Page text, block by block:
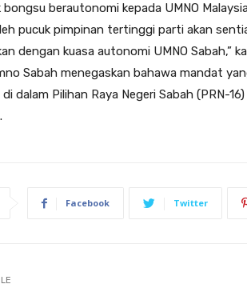
bongsu berautonomi kepada UMNO
pucuk pimpinan tertinggi parti akan
dengan kuasa autonomi UMNO Sabah,”
Sabah menegaskan bahawa mandat
di dalam Pilihan Raya Negeri Sabah (PRN-
Facebook Twitter